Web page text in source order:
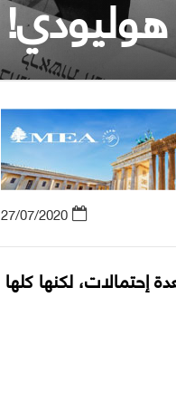
هوليودي!
27/07/2020
إحتمالات، لكنها كلها